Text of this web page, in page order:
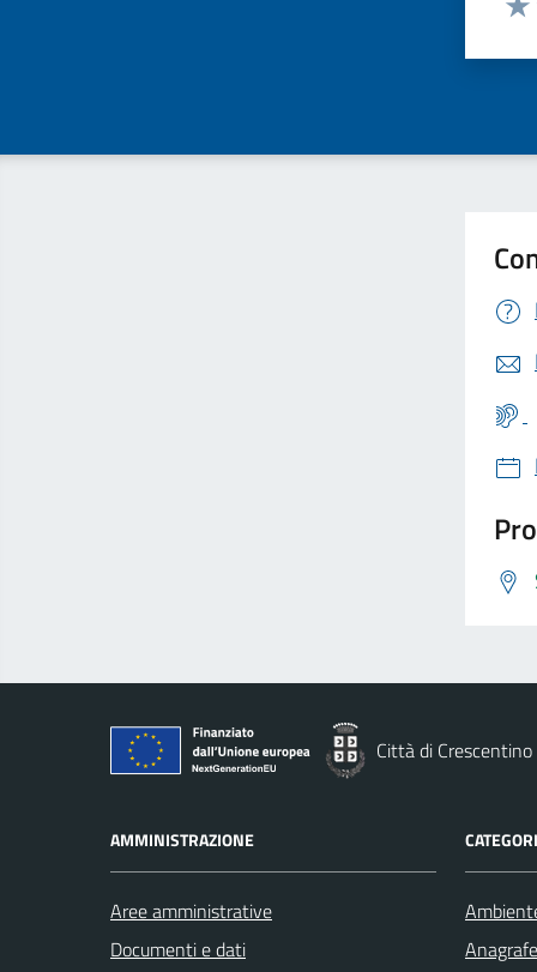
Città di Crescentino
AMMINISTRAZIONE
Aree amministrative
Documenti e dati